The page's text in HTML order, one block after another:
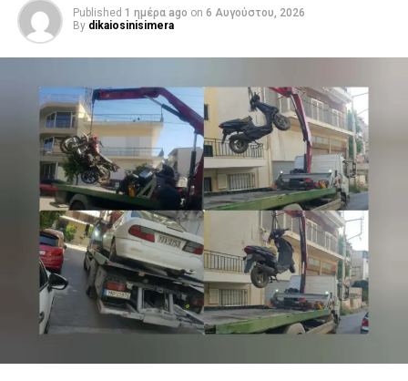
Published 1 ημέρα ago on 6 Αυγούστου, 2026
By dikaiosinisimera